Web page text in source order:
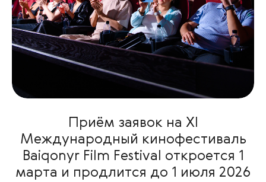
Приём заявок на XI
Международный кинофестиваль
Baiqonyr Film Festival откроется 1
марта и продлится до 1 июля 2026